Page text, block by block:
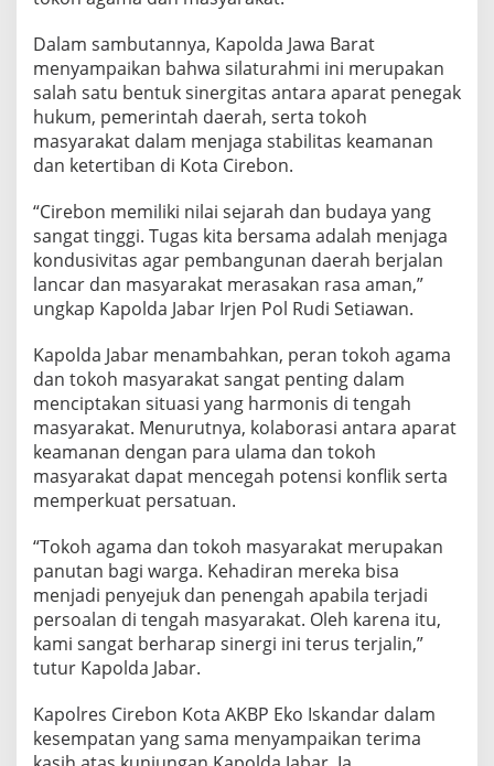
Dalam sambutannya, Kapolda Jawa Barat
menyampaikan bahwa silaturahmi ini merupakan
salah satu bentuk sinergitas antara aparat penegak
hukum, pemerintah daerah, serta tokoh
masyarakat dalam menjaga stabilitas keamanan
dan ketertiban di Kota Cirebon.
“Cirebon memiliki nilai sejarah dan budaya yang
sangat tinggi. Tugas kita bersama adalah menjaga
kondusivitas agar pembangunan daerah berjalan
lancar dan masyarakat merasakan rasa aman,”
ungkap Kapolda Jabar Irjen Pol Rudi Setiawan.
Kapolda Jabar menambahkan, peran tokoh agama
dan tokoh masyarakat sangat penting dalam
menciptakan situasi yang harmonis di tengah
masyarakat. Menurutnya, kolaborasi antara aparat
keamanan dengan para ulama dan tokoh
masyarakat dapat mencegah potensi konflik serta
memperkuat persatuan.
“Tokoh agama dan tokoh masyarakat merupakan
panutan bagi warga. Kehadiran mereka bisa
menjadi penyejuk dan penengah apabila terjadi
persoalan di tengah masyarakat. Oleh karena itu,
kami sangat berharap sinergi ini terus terjalin,”
tutur Kapolda Jabar.
Kapolres Cirebon Kota AKBP Eko Iskandar dalam
kesempatan yang sama menyampaikan terima